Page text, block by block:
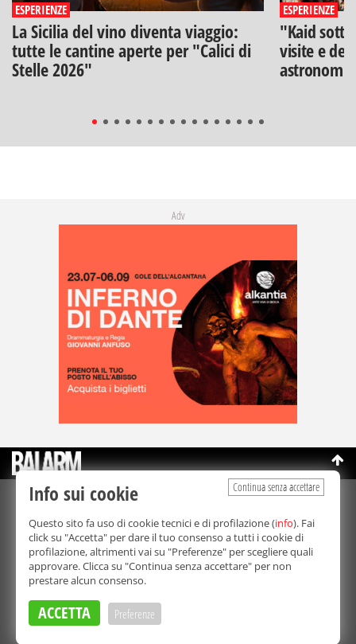
ESPERIENZE
La Sicilia del vino diventa viaggio:
tutte le cantine aperte per "Calici di
Stelle 2026"
ESPERIENZE
"Kaid
visite e
astronomia
Adv
©Copyright 2003-2026
Bmedia Srl- P.IVA 07064240828
La riproduzione totale o parziale di tutti i contenuti, in qualunque
forma, su qualsiasi supporto è proibita.
Balarm.it è una testata giornalistica registrata. Autorizzazione del
Tribunale di Palermo n° 32 del 21/10/2003
Direttore responsabile:
Continua senza accettare
Info sui cookie
Questo sito fa uso di cookie tecnici e di profilazione (info). Fai
click su "Accetta" per dare il tuo consenso a tutti i cookie di
profilazione, altrimenti vai su "Preferenze" per scegliere quali
approvare. Clicca su "Continua senza accettare" per non
prestare alcun consenso.
ACCETTA Preferenze